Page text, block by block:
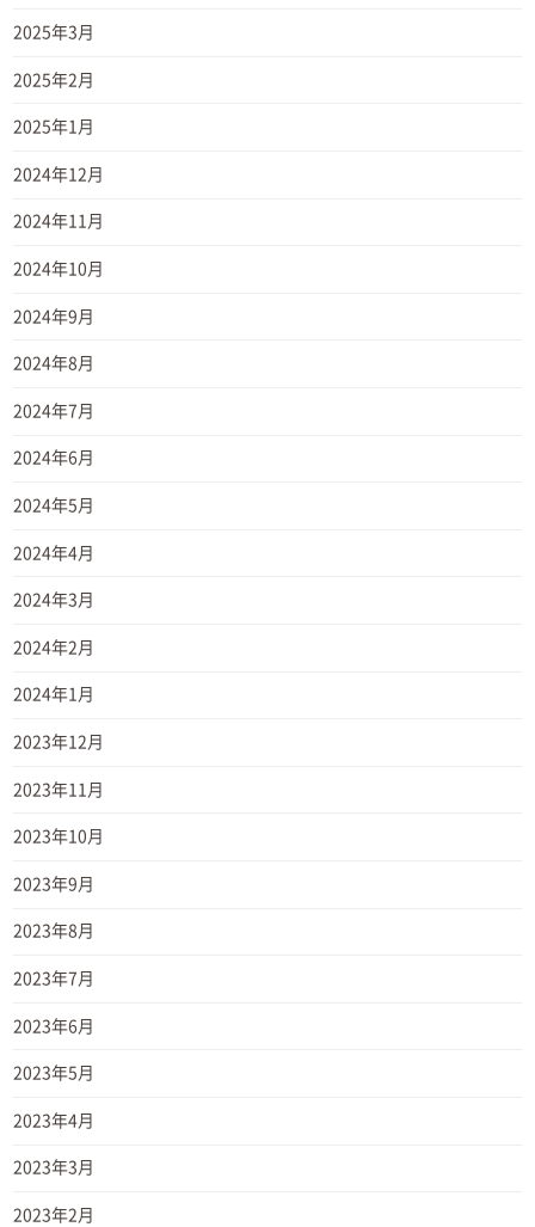
2025年3月
2025年2月
2025年1月
2024年12月
2024年11月
2024年10月
2024年9月
2024年8月
2024年7月
2024年6月
2024年5月
2024年4月
2024年3月
2024年2月
2024年1月
2023年12月
2023年11月
2023年10月
2023年9月
2023年8月
2023年7月
2023年6月
2023年5月
2023年4月
2023年3月
2023年2月